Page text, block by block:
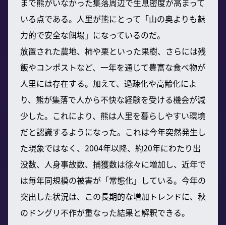
いる点である。人里が熊にとって「山の奥よりも魅
力的で安全な餌場」になっているのだ。
放置された農地、柿や栗といった果樹、さらには残
飯やコンポストなど、一年を通じて豊富な食べ物が
人里には存在する。加えて、過疎化や高齢化によ
り、熊が集落で人から不快な経験を受ける機会が減
少した。これにより、熊は人里を暮らしやすい環境
だと認識するようになった。これは今年突然発生し
た現象ではなく、2004年以降、約20年にわたり出
没数、人身事故数、捕獲数は徐々に増加し、近年で
は毎年同規模の被害が「常態化」している。今年の
突出した状況は、この長期的な増加トレンドに、秋
のドングリ不作が重なった結果と解釈できる。